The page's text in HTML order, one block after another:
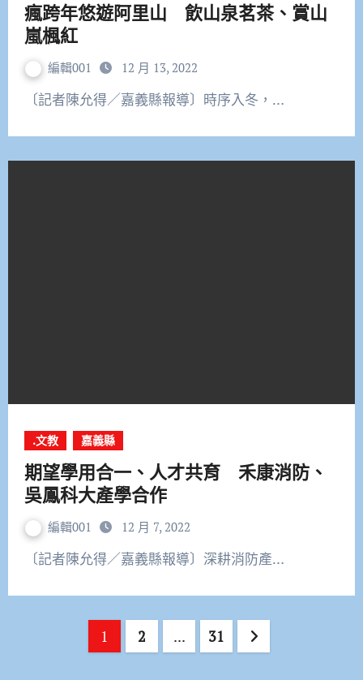
瘋跨年悠遊阿里山 飲山泉茗茶、賞山
嵐楓紅
編輯001 12 月 13, 2022
〔記者陳允得／嘉義縣報導〕時序入冬，…
.文教 嘉義縣
期望學用合一、人才共育 禾康消防、
吳鳳科大產學合作
編輯001 12 月 7, 2022
〔記者陳允得／嘉義縣報導〕深耕消防產…
1 2 ... 31